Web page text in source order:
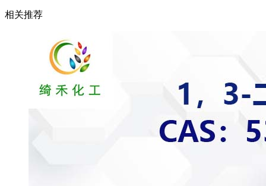
相关推荐